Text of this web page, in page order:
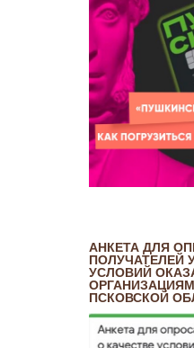
АНКЕТА ДЛЯ
ПОЛУЧАТЕЛЕЙ
УСЛОВИЙ
ПСКОВСКОЙ